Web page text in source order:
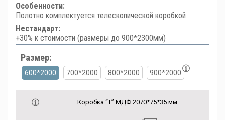
Особенности:
Полотно комплектуется телескопической коробкой
Нестандарт:
+30% к стоимости (размеры до 900*2300мм)
Размер:
600*2000 700*2000 800*2000 900*2000
Коробка “Т” МДФ 2070*75*35 мм